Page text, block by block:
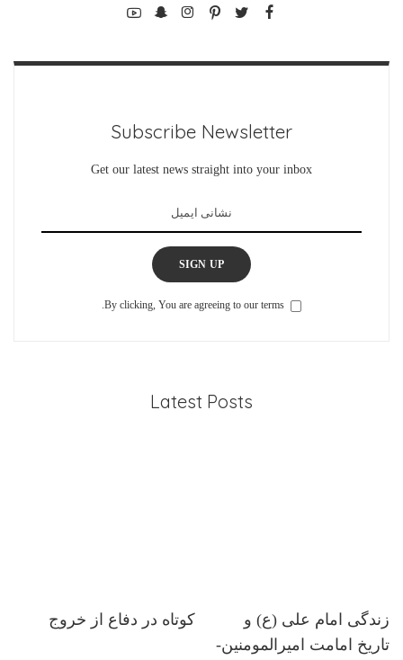
Subscribe Newsletter
Get our latest news straight into your inbox
SIGN UP
By clicking, You are agreeing to our terms.
Latest Posts
زندگی امام علی (ع) و
تاریخ امامت امیرالمومنین-
کوتاه در دفاع از خروج